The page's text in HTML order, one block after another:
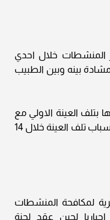
المنشطات خلال احدي
بينه وبين الطبيب
بتلف العينة الاولي مع
وجود العينة الثانية مغلقة مع توضيح اسباب تلف العينة خلال 14
لمكافحة المنشطات
لحين عقد لجنة